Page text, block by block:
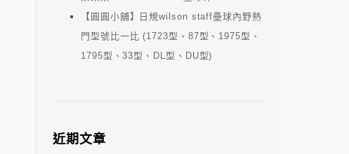
【圓圓小舖】日規wilson staff壘球內野熱
門型號比一比 (1723型、87型、1975型、
1795型、33型、DL型、DU型)
近期文章